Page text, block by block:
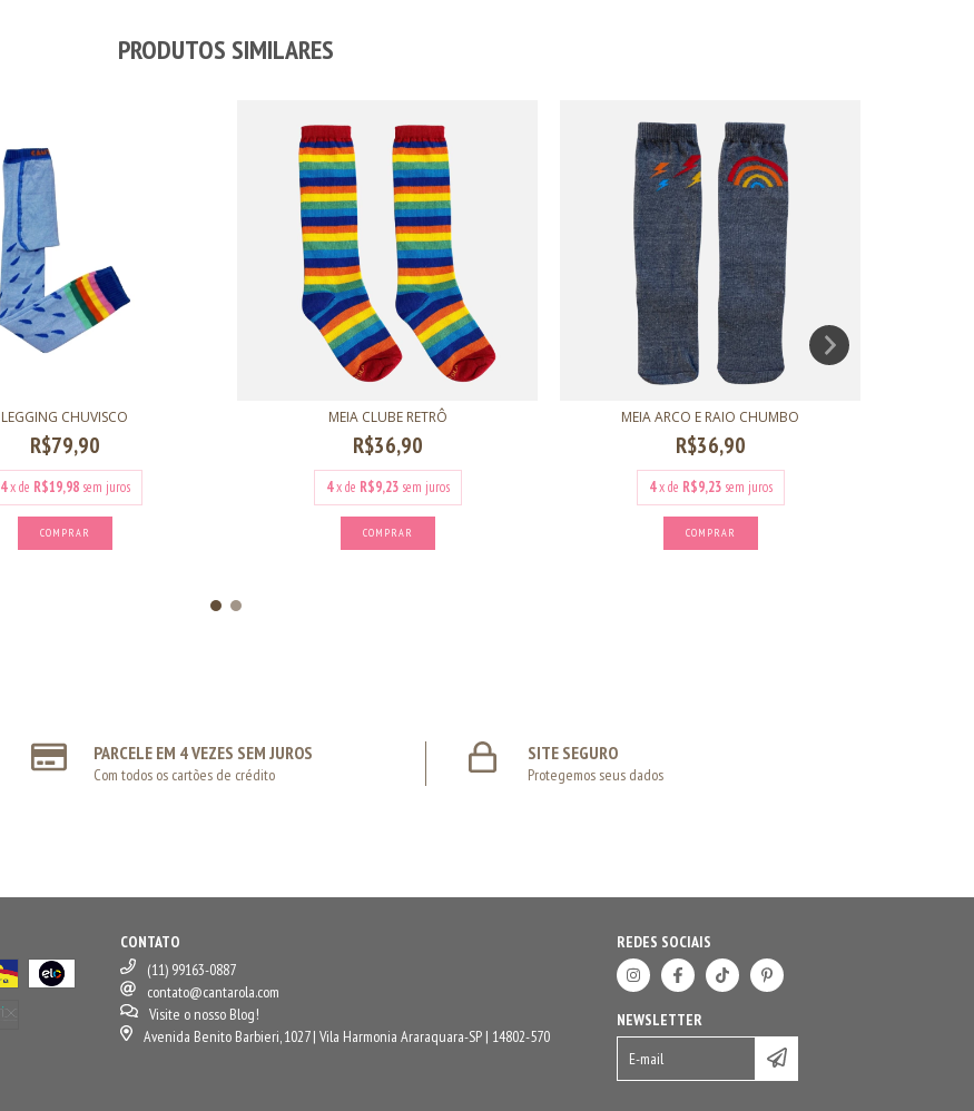
PRODUTOS SIMILARES
LEGGING CHUVISCO
R$79,90
4 x de R$19,98 sem juros
COMPRAR
MEIA CLUBE RETRÔ
R$36,90
4 x de R$9,23 sem juros
COMPRAR
MEIA ARCO E RAIO CHUMBO
R$36,90
4 x de R$9,23 sem juros
COMPRAR
PARCELE EM 4 VEZES SEM JUROS
Com todos os cartões de crédito
SITE SEGURO
Protegemos seus dados
CONTATO
(11) 99163-0887
contato@cantarola.com
Visite o nosso Blog!
Avenida Benito Barbieri, 1027 | Vila Harmonia Araraquara-SP | 14802-570
REDES SOCIAIS
NEWSLETTER